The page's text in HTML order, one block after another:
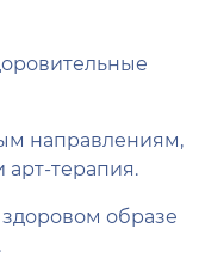
направлениям,
терапия.
образе